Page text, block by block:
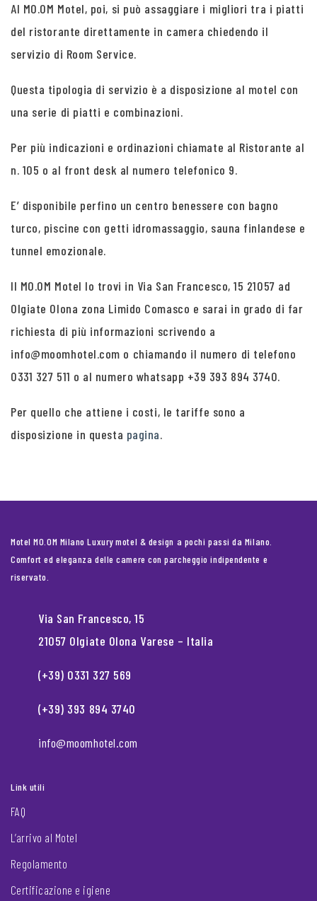
Al MO.OM Motel, poi, si può assaggiare i migliori tra i piatti
del ristorante direttamente in camera chiedendo il
servizio di Room Service.
Questa tipologia di servizio è a disposizione al motel con
una serie di piatti e combinazioni.
Per più indicazioni e ordinazioni chiamate al Ristorante al
n. 105 o al front desk al numero telefonico 9.
E’ disponibile perfino un centro benessere con bagno
turco, piscine con getti idromassaggio, sauna finlandese e
tunnel emozionale.
Il MO.OM Motel lo trovi in Via San Francesco, 15 21057 ad
Olgiate Olona zona Limido Comasco e sarai in grado di far
richiesta di più informazioni scrivendo a
info@moomhotel.com o chiamando il numero di telefono
0331 327 511 o al numero whatsapp +39 393 894 3740.
Per quello che attiene i costi, le tariffe sono a
disposizione in questa pagina.
Motel MO.OM Milano Luxury motel & design a pochi passi da Milano.
Comfort ed eleganza delle camere con parcheggio indipendente e
riservato.
Via San Francesco, 15
21057 Olgiate Olona Varese – Italia
(+39) 0331 327 569
(+39) 393 894 3740
info@moomhotel.com
Link utili
FAQ
L’arrivo al Motel
Regolamento
Certificazione e igiene